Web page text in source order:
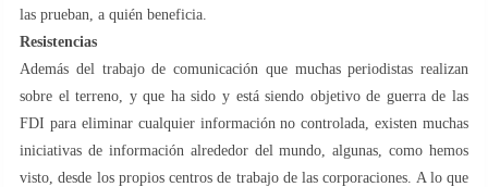
las prueban, a quién beneficia.
Resistencias
Además del trabajo de comunicación que muchas periodistas realizan
sobre el terreno, y que ha sido y está siendo objetivo de guerra de las
FDI para eliminar cualquier información no controlada, existen muchas
iniciativas de información alrededor del mundo, algunas, como hemos
visto, desde los propios centros de trabajo de las corporaciones. A lo que